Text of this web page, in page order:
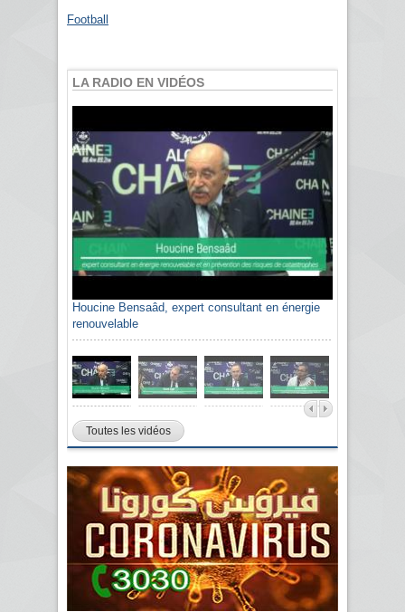
Football
LA RADIO EN VIDÉOS
Houcine Bensaâd, expert consultant en énergie
renouvelable
Toutes les vidéos